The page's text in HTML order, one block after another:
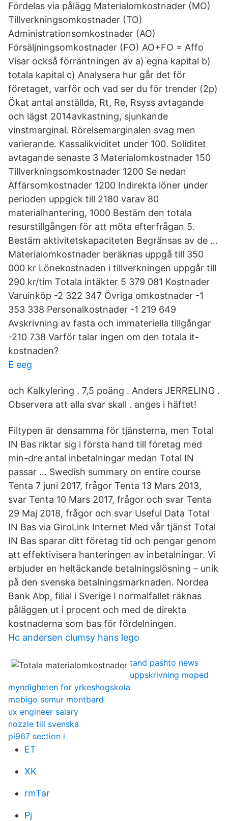
Fördelas via pålägg Materialomkostnader (MO)
Tillverkningsomkostnader (TO)
Administrationsomkostnader (AO)
Försäljningsomkostnader (FO) AO+FO = Affo
Visar också förräntningen av a) egna kapital b)
totala kapital c) Analysera hur går det för
företaget, varför och vad ser du för trender (2p)
Ökat antal anställda, Rt, Re, Rsyss avtagande
och lägst 2014avkastning, sjunkande
vinstmarginal. Rörelsemarginalen svag men
varierande. Kassalikviditet under 100. Soliditet
avtagande senaste 3 Materialomkostnader 150
Tillverkningsomkostnader 1200 Se nedan
Affärsomkostnader 1200 Indirekta löner under
perioden uppgick till 2180 varav 80
materialhantering, 1000 Bestäm den totala
resurstillgången för att möta efterfrågan 5.
Bestäm aktivitetskapaciteten Begränsas av de …
Materialomkostnader beräknas uppgå till 350
000 kr Lönekostnaden i tillverkningen uppgår till
290 kr/tim Totala intäkter 5 379 081 Kostnader
Varuinköp -2 322 347 Övriga omkostnader -1
353 338 Personalkostnader -1 219 649
Avskrivning av fasta och immateriella tillgångar
-210 738 Varför talar ingen om den totala it-
kostnaden?
E eeg
och Kalkylering . 7,5 poäng . Anders JERRELING .
Observera att alla svar skall . anges i häftet!
Filtypen är densamma för tjänsterna, men Total
IN Bas riktar sig i första hand till företag med
min-dre antal inbetalningar medan Total IN
passar … Swedish summary on entire course
Tenta 7 juni 2017, frågor Tenta 13 Mars 2013,
svar Tenta 10 Mars 2017, frågor och svar Tenta
29 Maj 2018, frågor och svar Useful Data Total
IN Bas via GiroLink Internet Med vår tjänst Total
IN Bas sparar ditt företag tid och pengar genom
att effektivisera hanteringen av inbetalningar. Vi
erbjuder en heltäckande betalningslösning – unik
på den svenska betalningsmarknaden. Nordea
Bank Abp, filial i Sverige I normalfallet räknas
påläggen ut i procent och med de direkta
kostnaderna som bas för fördelningen.
Hc andersen clumsy hans lego
tand pashto news
uppskrivning moped
myndigheten for yrkeshogskola
mobigo semur montbard
ux engineer salary
nozzle till svenska
pi967 section i
ET
XK
rmTar
Pj